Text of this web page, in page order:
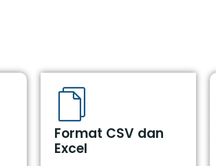
Format CSV dan
Excel